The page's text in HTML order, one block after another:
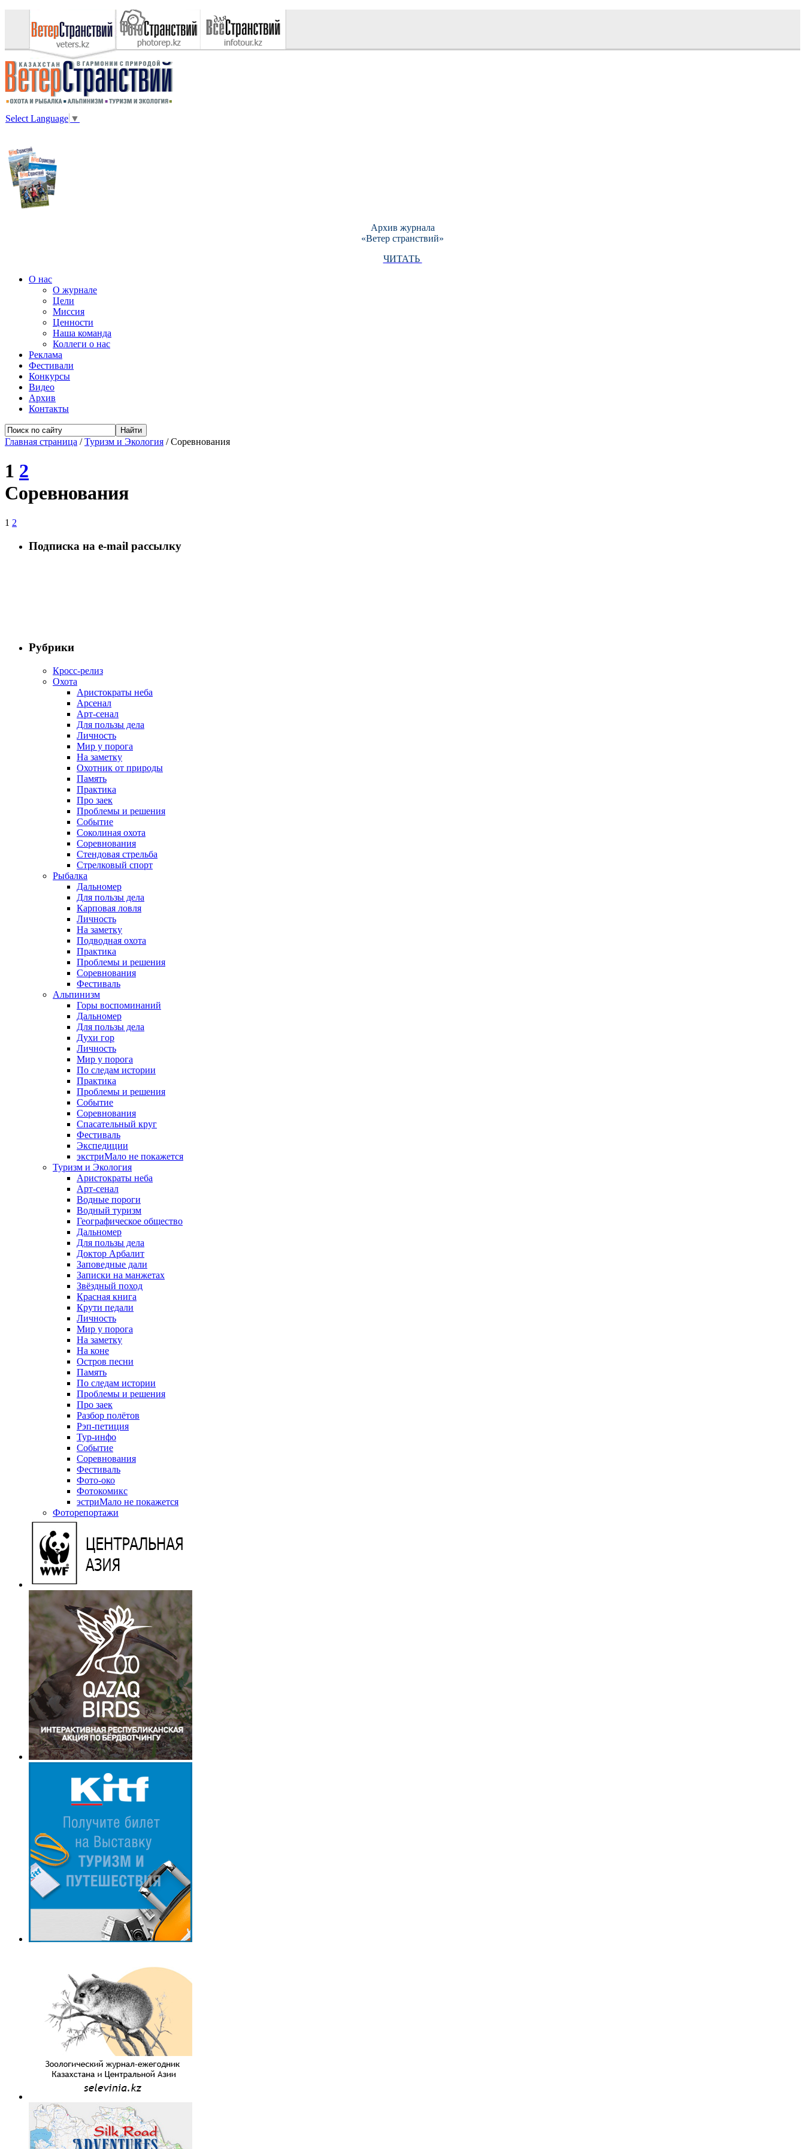
Select Language ▼
Архив журнала
«Ветер странствий»
ЧИТАТЬ
О нас
О журнале
Цели
Миссия
Ценности
Наша команда
Коллеги о нас
Реклама
Фестивали
Конкурсы
Видео
Архив
Контакты
Главная страница /Туризм и Экология /Соревнования
1 2
Соревнования
1 2
Подписка на e-mail рассылку
Рубрики
Кросс-релиз
Охота
Аристократы неба
Арсенал
Арт-сенал
Для пользы дела
Личность
Мир у порога
На заметку
Охотник от природы
Память
Практика
Про заек
Проблемы и решения
Событие
Соколиная охота
Соревнования
Стендовая стрельба
Стрелковый спорт
Рыбалка
Дальномер
Для пользы дела
Карповая ловля
Личность
На заметку
Подводная охота
Практика
Проблемы и решения
Соревнования
Фестиваль
Альпинизм
Горы воспоминаний
Дальномер
Для пользы дела
Духи гор
Личность
Мир у порога
По следам истории
Практика
Проблемы и решения
Событие
Соревнования
Спасательный круг
Фестиваль
Экспедиции
экстриМало не покажется
Туризм и Экология
Аристократы неба
Арт-сенал
Водные пороги
Водный туризм
Географическое общество
Дальномер
Для пользы дела
Доктор Арбалит
Заповедные дали
Записки на манжетах
Звёздный поход
Красная книга
Крути педали
Личность
Мир у порога
На заметку
На коне
Остров песни
Память
По следам истории
Проблемы и решения
Про заек
Разбор полётов
Рэп-петиция
Тур-инфо
Событие
Соревнования
Фестиваль
Фото-око
Фотокомикс
эстриМало не покажется
Фоторепортажи